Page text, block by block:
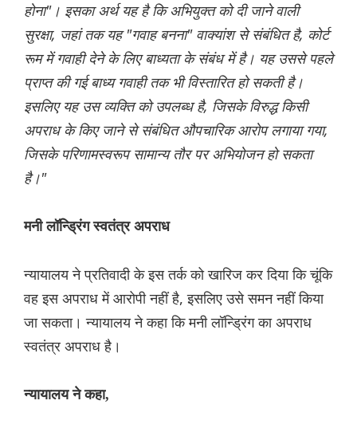
होना"। इसका अर्थ यह है कि अभियुक्त को दी जाने वाली
सुरक्षा, जहां तक यह "गवाह बनना" वाक्यांश से संबंधित है, कोर्ट
रूम में गवाही देने के लिए बाध्यता के संबंध में है। यह उससे पहले
प्राप्त की गई बाध्य गवाही तक भी विस्तारित हो सकती है।
इसलिए यह उस व्यक्ति को उपलब्ध है, जिसके विरुद्ध किसी
अपराध के किए जाने से संबंधित औपचारिक आरोप लगाया गया,
जिसके परिणामस्वरूप सामान्य तौर पर अभियोजन हो सकता
है।"
मनी लॉन्ड्रिंग स्वतंत्र अपराध
न्यायालय ने प्रतिवादी के इस तर्क को खारिज कर दिया कि चूंकि
वह इस अपराध में आरोपी नहीं है, इसलिए उसे समन नहीं किया
जा सकता। न्यायालय ने कहा कि मनी लॉन्ड्रिंग का अपराध
स्वतंत्र अपराध है।
न्यायालय ने कहा,